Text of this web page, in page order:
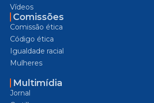
Vídeos
Comissões
Comissão ética
Código ética
Igualdade racial
Mulheres
Multimídia
Jornal